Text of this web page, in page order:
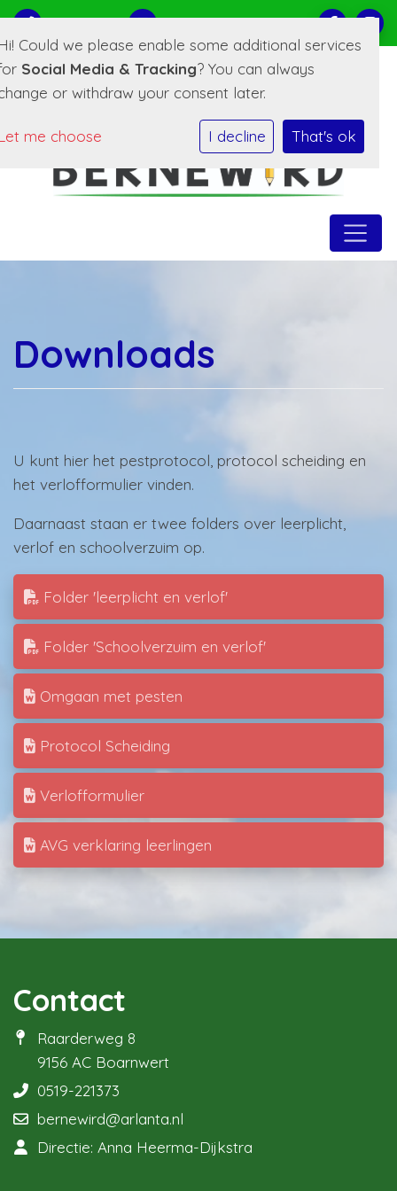
0519-221373 E-mailadres
Downloads
U kunt hier het pestprotocol, protocol scheiding en
het verlofformulier vinden.
Daarnaast staan er twee folders over leerplicht,
verlof en schoolverzuim op.
Folder 'leerplicht en verlof'
Folder 'Schoolverzuim en verlof'
Omgaan met pesten
Protocol Scheiding
Verlofformulier
AVG verklaring leerlingen
Contact
Raarderweg 8
9156 AC Boarnwert
0519-221373
bernewird@arlanta.nl
Directie: Anna Heerma-Dijkstra
Could we please enable some additional services
Social Media & Tracking? You can always
or withdraw your consent later.
me choose I decline That's ok